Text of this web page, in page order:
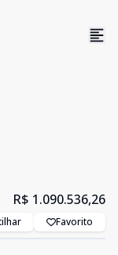
R$ 1.090.536,26
Favorito